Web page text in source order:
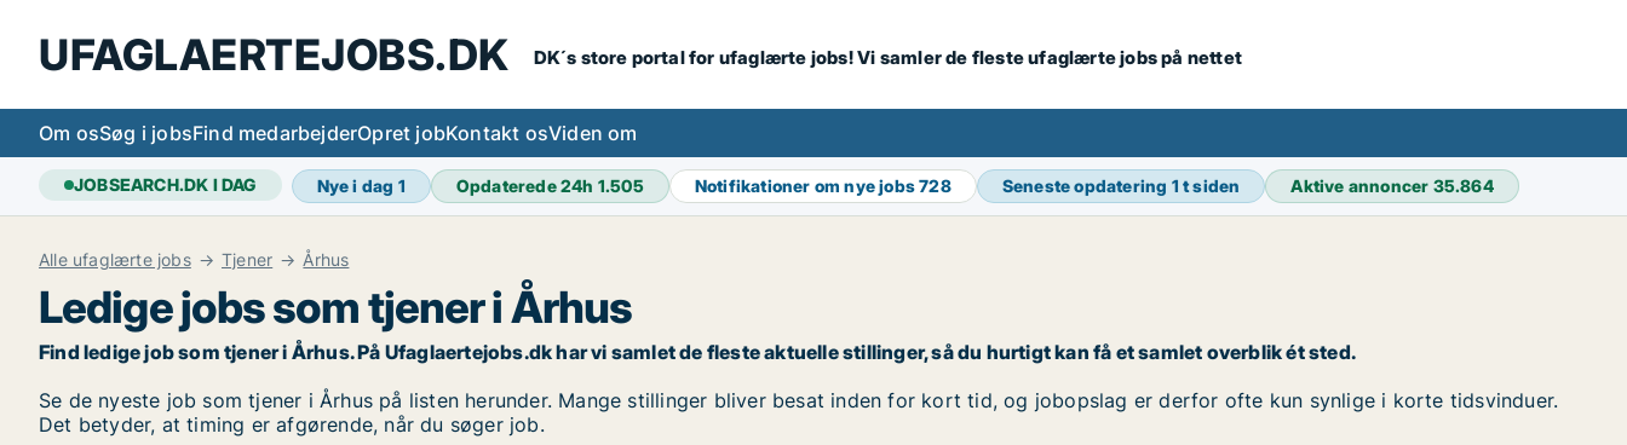
UFAGLAERTEJOBS.DK DK´s store portal for ufaglærte jobs! Vi samler de fleste ufaglærte jobs på nettet
Om osSøg i jobsFind medarbejderOpret jobKontakt osViden om
JOBSEARCH.DK I DAG Nye i dag 1 Opdaterede 24h 1.505 Notifikationer om nye jobs728 Seneste opdatering 1 t siden Aktive annoncer 35.864
Alle ufaglærte jobs Tjener Århus
Ledige jobs som tjener i Århus
Find ledige job som tjener i Århus. På Ufaglaertejobs.dk har vi samlet de fleste aktuelle stillinger, så du hurtigt kan få et samlet overblik ét sted.
Se de nyeste job som tjener i Århus på listen herunder. Mange stillinger bliver besat inden for kort tid, og jobopslag er derfor ofte kun synlige i korte tidsvinduer.
Det betyder, at timing er afgørende, når du søger job.